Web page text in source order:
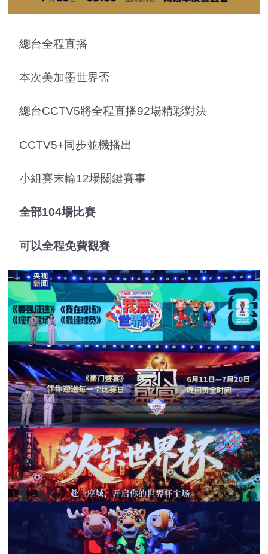
總台全程直播
本次美加墨世界盃
總台CCTV5將全程直播92場精彩對決
CCTV5+同步並機播出
小組賽末輪12場關鍵賽事
全部104場比賽
可以全程免費觀賽